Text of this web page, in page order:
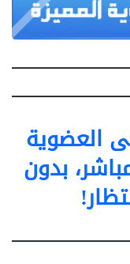
العضوية
بدون